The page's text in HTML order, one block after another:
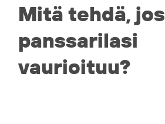
Mitä tehdä, jos
panssarilasi
vaurioituu?